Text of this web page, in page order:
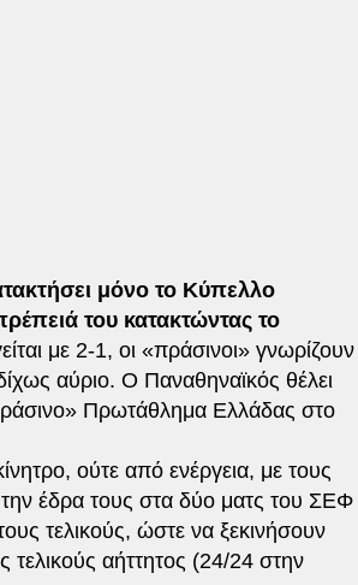
μόνο το Κύπελλο
του κατακτώντας το
με 2-1, οι «πράσινοι» γνωρίζουν
αύριο. Ο Παναθηναϊκός θέλει
Πρωτάθλημα Ελλάδας στο
ούτε από ενέργεια, με τους
έδρα τους στα δύο ματς του ΣΕΦ
τελικούς, ώστε να ξεκινήσουν
αήττητος (24/24 στην